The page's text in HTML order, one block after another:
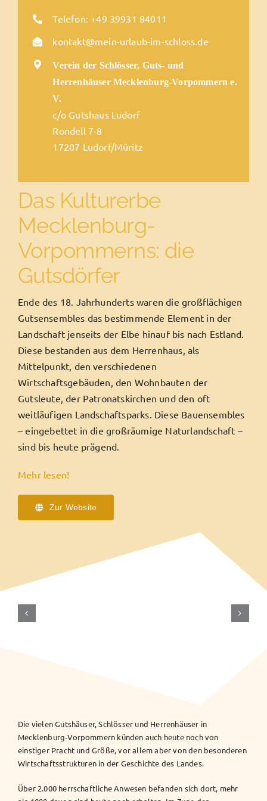
Telefon: +49 39931 84011
kontakt@mein-urlaub-im-schloss.de
Verein der Schlösser, Guts- und
Herrenhäuser Mecklenburg-Vorpommern e.
V.
c/o Gutshaus Ludorf
Rondell 7-8
17207 Ludorf/Müritz
Das Kulturerbe
Mecklenburg-
Vorpommerns: die
Gutsdörfer
Ende des 18. Jahrhunderts waren die großflächigen
Gutsensembles das bestimmende Element in der
Landschaft jenseits der Elbe hinauf bis nach Estland.
Diese bestanden aus dem Herrenhaus, als
Mittelpunkt, den verschiedenen
Wirtschaftsgebäuden, den Wohnbauten der
Gutsleute, der Patronatskirchen und den oft
weitläufigen Landschaftsparks. Diese Bauensembles
– eingebettet in die großräumige Naturlandschaft –
sind bis heute prägend.
Mehr lesen!
Zur Website
Die vielen Gutshäuser, Schlösser und Herrenhäuser in
Mecklenburg-Vorpommern künden auch heute noch von
einstiger Pracht und Größe, vor allem aber von den besonderen
Wirtschaftsstrukturen in der Geschichte des Landes.
Über 2.000 herrschaftliche Anwesen befanden sich dort, mehr